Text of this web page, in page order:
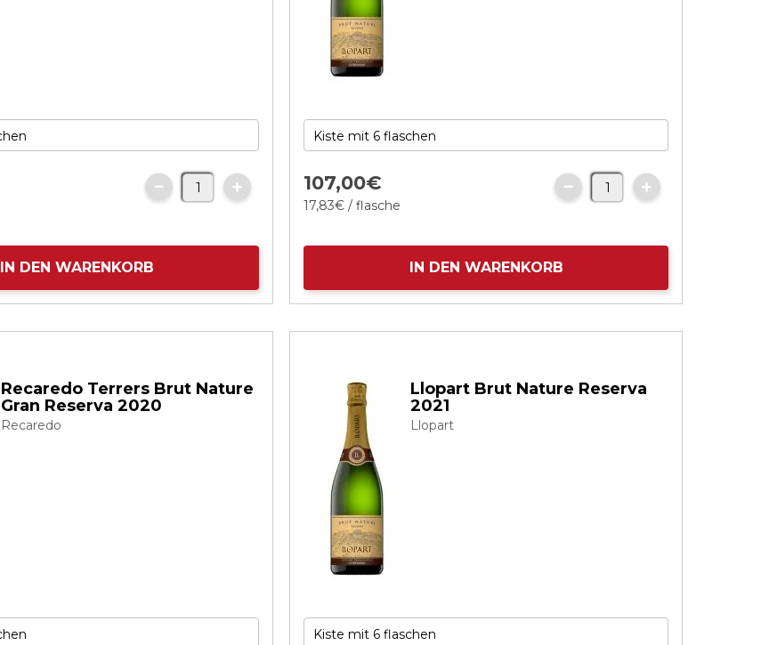
IN DEN WARENKORB
107,00€
17,83€ / flasche
IN DEN WARENKORB
Recaredo Terrers Brut Nature
Gran Reserva 2020
Recaredo
Llopart Brut Nature Reserva
2021
Llopart